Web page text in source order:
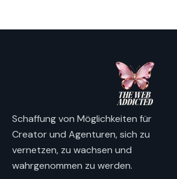
Schaffung von Möglichkeiten für
Creator und Agenturen, sich zu
vernetzen, zu wachsen und
wahrgenommen zu werden.